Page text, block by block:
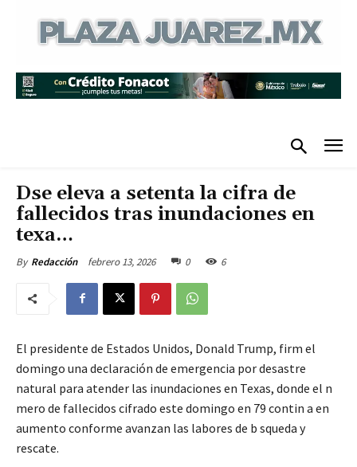
Dse eleva a setenta la cifra de
fallecidos tras inundaciones en
texa…
By Redacción febrero 13, 2026 0 6
El presidente de Estados Unidos, Donald Trump, firm el
domingo una declaración de emergencia por desastre
natural para atender las inundaciones en Texas, donde el n
mero de fallecidos cifrado este domingo en 79 contin a en
aumento conforme avanzan las labores de b squeda y
rescate.